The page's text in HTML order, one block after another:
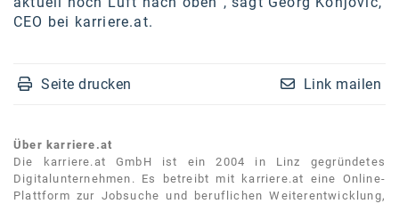
CEO bei karriere.at.
Seite drucken Link mailen
Über karriere.at
Die karriere.at GmbH ist ein 2004 in Linz gegründetes
Digitalunternehmen. Es betreibt mit karriere.at eine Online-
Plattform zur Jobsuche und beruflichen Weiterentwicklung,